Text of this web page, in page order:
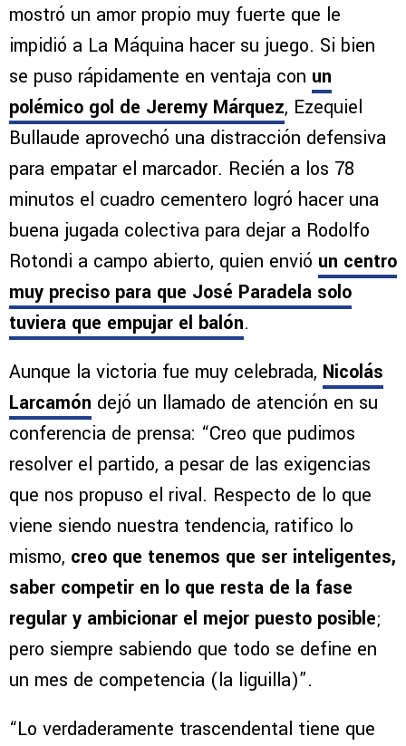
mostró un amor propio muy fuerte que le
impidió a La Máquina hacer su juego. Si bien
se puso rápidamente en ventaja con un
polémico gol de Jeremy Márquez, Ezequiel
Bullaude aprovechó una distracción defensiva
para empatar el marcador. Recién a los 78
minutos el cuadro cementero logró hacer una
buena jugada colectiva para dejar a Rodolfo
Rotondi a campo abierto, quien envió un centro
muy preciso para que José Paradela solo
tuviera que empujar el balón.
Aunque la victoria fue muy celebrada, Nicolás
Larcamón dejó un llamado de atención en su
conferencia de prensa: “Creo que pudimos
resolver el partido, a pesar de las exigencias
que nos propuso el rival. Respecto de lo que
viene siendo nuestra tendencia, ratifico lo
mismo, creo que tenemos que ser inteligentes,
saber competir en lo que resta de la fase
regular y ambicionar el mejor puesto posible;
pero siempre sabiendo que todo se define en
un mes de competencia (la liguilla)”.
“Lo verdaderamente trascendental tiene que